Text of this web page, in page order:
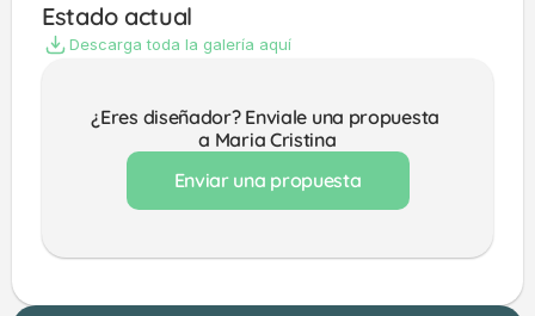
Estado actual
Descarga toda la galería aquí
¿Eres diseñador? Enviale una propuesta
a Maria Cristina
Enviar una propuesta